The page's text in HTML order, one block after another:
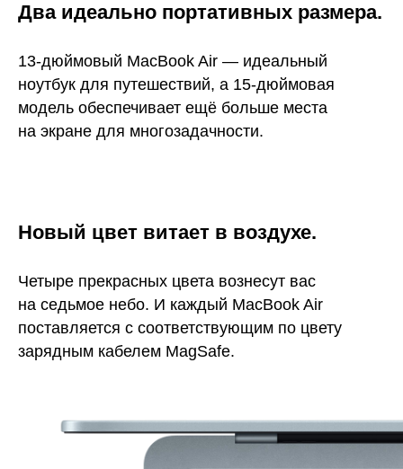
Два идеально портативных размера.
13-дюймовый MacBook Air — идеальный
ноутбук для путешествий, а 15-дюймовая
модель обеспечивает ещё больше места
на экране для многозадачности.
Новый цвет витает в воздухе.
Четыре прекрасных цвета вознесут вас
на седьмое небо. И каждый MacBook Air
поставляется с соответствующим по цвету
зарядным кабелем MagSafe.